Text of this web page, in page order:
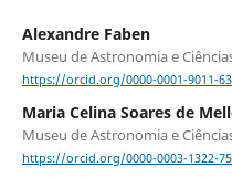
Alexandre Faben
Museu de Astronomia e
https://orcid.org/0000-0001-9011-
Maria Celina Soares de
Museu de Astronomia e
https://orcid.org/0000-0003-1322-